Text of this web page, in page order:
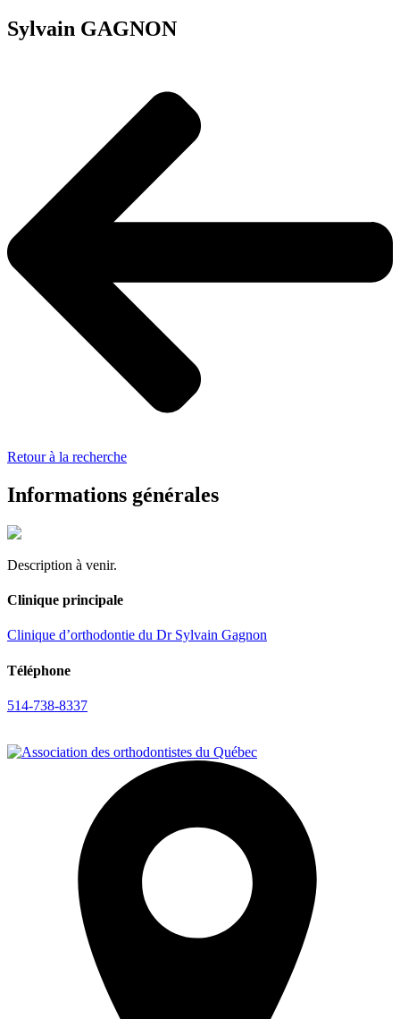
Sylvain GAGNON
Retour à la recherche
Informations générales
Description à venir.
Clinique principale
Clinique d’orthodontie du Dr Sylvain Gagnon
Téléphone
514-738-8337